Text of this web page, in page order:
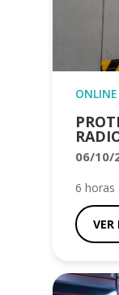
ONLINE
06/10/
6 horas
VER